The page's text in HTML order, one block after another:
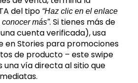
del tipo “Haz clic en el enlace
más”. Si tienes más de
cuenta verificada), usa
en Stories para promociones
de producto – este swipe
una vía directa al sitio que